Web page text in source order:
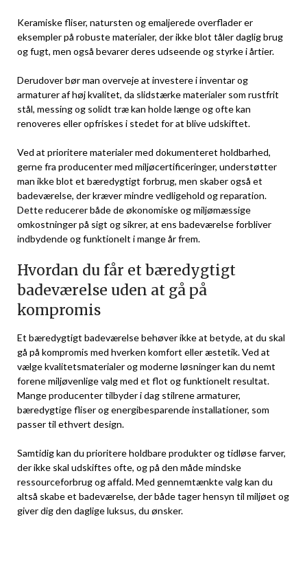
Keramiske fliser, natursten og emaljerede overflader er
eksempler på robuste materialer, der ikke blot tåler daglig brug
og fugt, men også bevarer deres udseende og styrke i årtier.
Derudover bør man overveje at investere i inventar og
armaturer af høj kvalitet, da slidstærke materialer som rustfrit
stål, messing og solidt træ kan holde længe og ofte kan
renoveres eller opfriskes i stedet for at blive udskiftet.
Ved at prioritere materialer med dokumenteret holdbarhed,
gerne fra producenter med miljøcertificeringer, understøtter
man ikke blot et bæredygtigt forbrug, men skaber også et
badeværelse, der kræver mindre vedligehold og reparation.
Dette reducerer både de økonomiske og miljømæssige
omkostninger på sigt og sikrer, at ens badeværelse forbliver
indbydende og funktionelt i mange år frem.
Hvordan du får et bæredygtigt
badeværelse uden at gå på
kompromis
Et bæredygtigt badeværelse behøver ikke at betyde, at du skal
gå på kompromis med hverken komfort eller æstetik. Ved at
vælge kvalitetsmaterialer og moderne løsninger kan du nemt
forene miljøvenlige valg med et flot og funktionelt resultat.
Mange producenter tilbyder i dag stilrene armaturer,
bæredygtige fliser og energibesparende installationer, som
passer til ethvert design.
Samtidig kan du prioritere holdbare produkter og tidløse farver,
der ikke skal udskiftes ofte, og på den måde mindske
ressourceforbrug og affald. Med gennemtænkte valg kan du
altså skabe et badeværelse, der både tager hensyn til miljøet og
giver dig den daglige luksus, du ønsker.